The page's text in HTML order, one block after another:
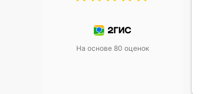
На основе 80 оценок
уже два раза, отличная